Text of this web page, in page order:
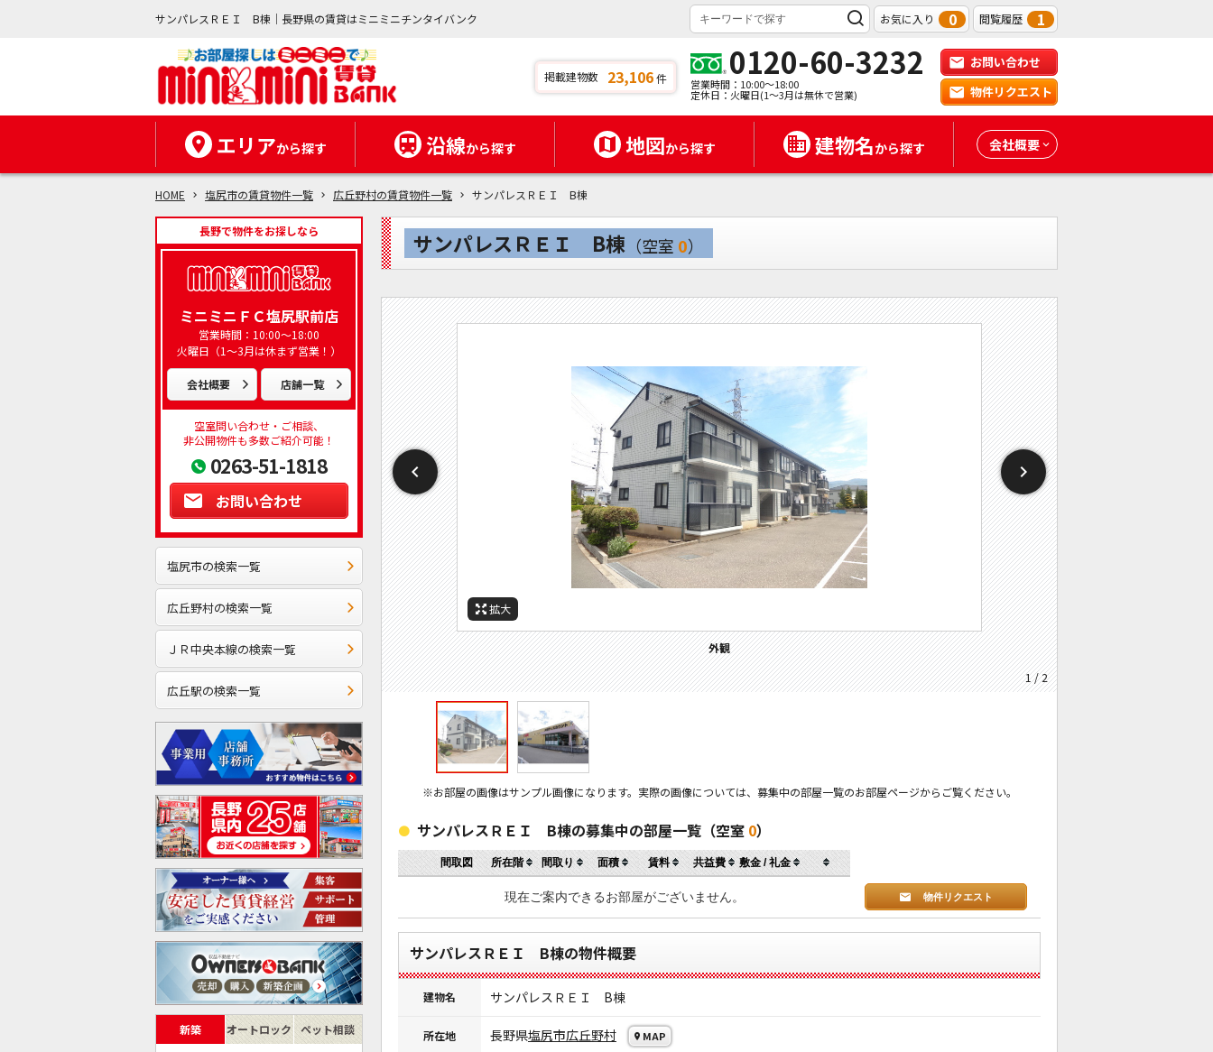
サンパレスＲＥＩ B棟｜長野県の賃貸はミニミニチンタイバンク お気に入り 0 閲覧履歴 1
掲載建物数 23,106件 0120-60-3232
営業時間：10:00～18:00
定休日：火曜日(1～3月は無休で営業)
お問い合わせ
物件リクエスト
エリアから探す 沿線から探す 地図から探す 建物名から探す 会社概要
HOME 塩尻市の賃貸物件一覧 広丘野村の賃貸物件一覧 サンパレスＲＥＩ B棟
長野で物件をお探しなら
ミニミニＦＣ塩尻駅前店
営業時間：10:00～18:00
火曜日（1～3月は休まず営業！）
会社概要 店舗一覧
空室問い合わせ・ご相談、
非公開物件も多数ご紹介可能！
0263-51-1818
お問い合わせ
塩尻市の検索一覧
広丘野村の検索一覧
ＪＲ中央本線の検索一覧
広丘駅の検索一覧
新築 オートロック ペット相談
サンパレスＲＥＩ B棟 （空室 0）
拡大
外観
1 / 2
拡大
周辺施設：スーパー
※お部屋の画像はサンプル画像になります。実際の画像については、募集中の部屋一覧のお部屋ページからご覧ください。
サンパレスＲＥＩ B棟の募集中の部屋一覧（空室 0）
間取図 所在階 間取り 面積 賃料 共益費 敷金 / 礼金
現在ご案内できるお部屋がございません。 物件リクエスト
サンパレスＲＥＩ B棟の物件概要
建物名 サンパレスＲＥＩ B棟
所在地 長野県塩尻市広丘野村 MAP